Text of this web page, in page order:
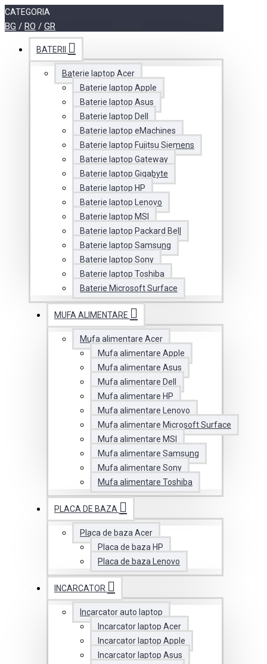
CATEGORIA
BG / RO / GR
BATERII
Baterie laptop Acer
Baterie laptop Apple
Baterie laptop Asus
Baterie laptop Dell
Baterie laptop eMachines
Baterie laptop Fujitsu Siemens
Baterie laptop Gateway
Baterie laptop Gigabyte
Baterie laptop HP
Baterie laptop Lenovo
Baterie laptop MSI
Baterie laptop Packard Bell
Baterie laptop Samsung
Baterie laptop Sony
Baterie laptop Toshiba
Baterie Microsoft Surface
MUFA ALIMENTARE
Mufa alimentare Acer
Mufa alimentare Apple
Mufa alimentare Asus
Mufa alimentare Dell
Mufa alimentare HP
Mufa alimentare Lenovo
Mufa alimentare Microsoft Surface
Mufa alimentare MSI
Mufa alimentare Samsung
Mufa alimentare Sony
Mufa alimentare Toshiba
PLACA DE BAZA
Placa de baza Acer
Placa de baza HP
Placa de baza Lenovo
INCARCATOR
Incarcator auto laptop
Incarcator laptop Acer
Incarcator laptop Apple
Incarcator laptop Asus